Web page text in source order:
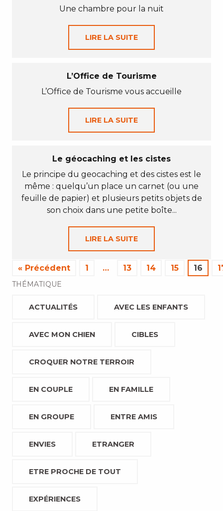
Une chambre pour la nuit
LIRE LA SUITE
L’Office de Tourisme
L’Office de Tourisme vous accueille
LIRE LA SUITE
Le géocaching et les cistes
Le principe du geocaching et des cistes est le
même : quelqu’un place un carnet (ou une
feuille de papier) et plusieurs petits objets de
son choix dans une petite boîte...
LIRE LA SUITE
« Précédent 1 … 13 14 15 16
THÉMATIQUE
ACTUALITÉS AVEC LES ENFANTS
AVEC MON CHIEN CIBLES
CROQUER NOTRE TERROIR
EN COUPLE EN FAMILLE
EN GROUPE ENTRE AMIS
ENVIES ETRANGER
ETRE PROCHE DE TOUT
EXPÉRIENCES